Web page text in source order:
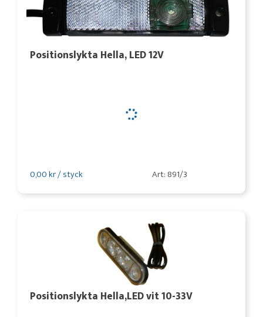
Positionslykta Hella, LED 12V
0,00 kr / styck Art: 891/3
Positionslykta Hella,LED vit 10-33V